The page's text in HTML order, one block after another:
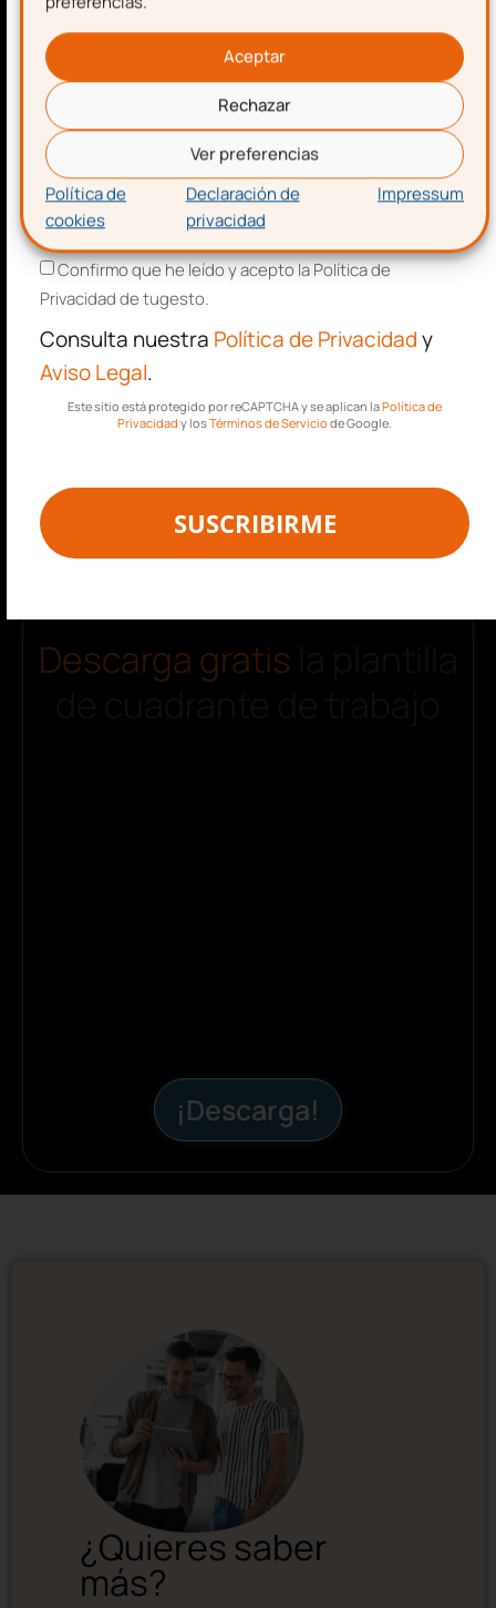
Aceptar
Rechazar
Ver preferencias
Política de
cookies
Declaración de
privacidad
Impressum
plantilla para hacer una
nómina
Descarga gratis
¡Descarga!
¿Quieres saber
más?
Apellidos
Correo electrónico
Aceptación de términos y condiciones
Confirmo que he leído y acepto la Política de
Privacidad de tugesto.
Consulta nuestra Política de Privacidady
Aviso Legal.
Este sitio está protegido por reCAPTCHA y se aplican laPolítica de
Privacidad y losTérminos de Servicio de Google.
SUSCRIBIRME